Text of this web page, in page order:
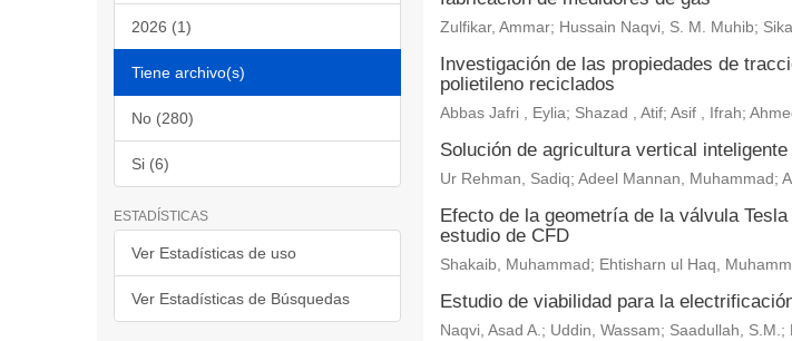
2026 (1)
Tiene archivo(s)
No (280)
Si (6)
ESTADÍSTICAS
Ver Estadísticas de uso
Ver Estadísticas de Búsquedas
Zulfikar, Ammar; Hussain Naqvi, S. M. Muhib;
Investigación de las propiedades de
polietileno reciclados
Abbas Jafri , Eylia; Shazad , Atif; Asif , Ifrah;
Solución de agricultura vertical
Ur Rehman, Sadiq; Adeel Mannan, Muhammad;
Efecto de la geometría de la válvula
estudio de CFD
Shakaib, Muhammad; Ehtisharn ul Haq,
Estudio de viabilidad para la
Naqvi, Asad A.; Uddin, Wassam; Saadullah,